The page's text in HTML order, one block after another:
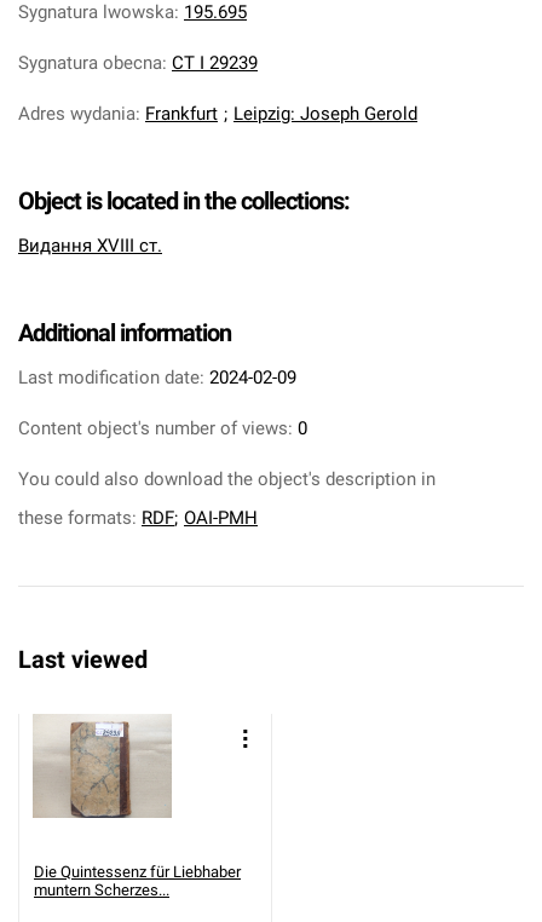
Sygnatura lwowska: 195.695
Sygnatura obecna: CT I 29239
Adres wydania: Frankfurt ; Leipzig: Joseph Gerold
Object is located in the collections:
Видання XVIII ст.
Additional information
Last modification date: 2024-02-09
Content object's number of views: 0
You could also download the object's description in
these formats: RDF; OAI-PMH
Last viewed
Die Quintessenz für Liebhaber
muntern Scherzes...